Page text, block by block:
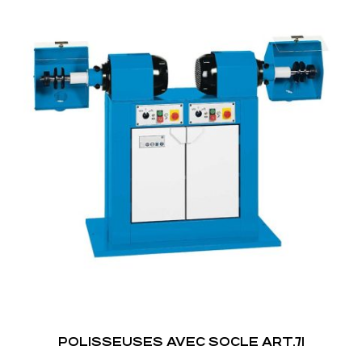
POLISSEUSES AVEC SOCLE ART.71